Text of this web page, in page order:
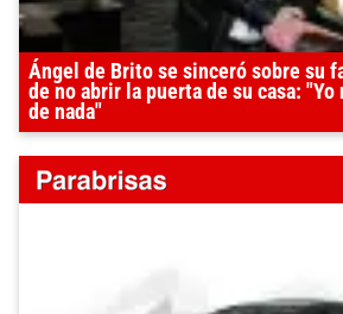
Ángel de Brito se sinceró sobre su
de no abrir la puerta de su casa: "Yo
de nada"